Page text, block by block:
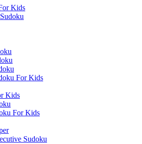
Kids
For Kids
Kids
For Kids
Sudoku